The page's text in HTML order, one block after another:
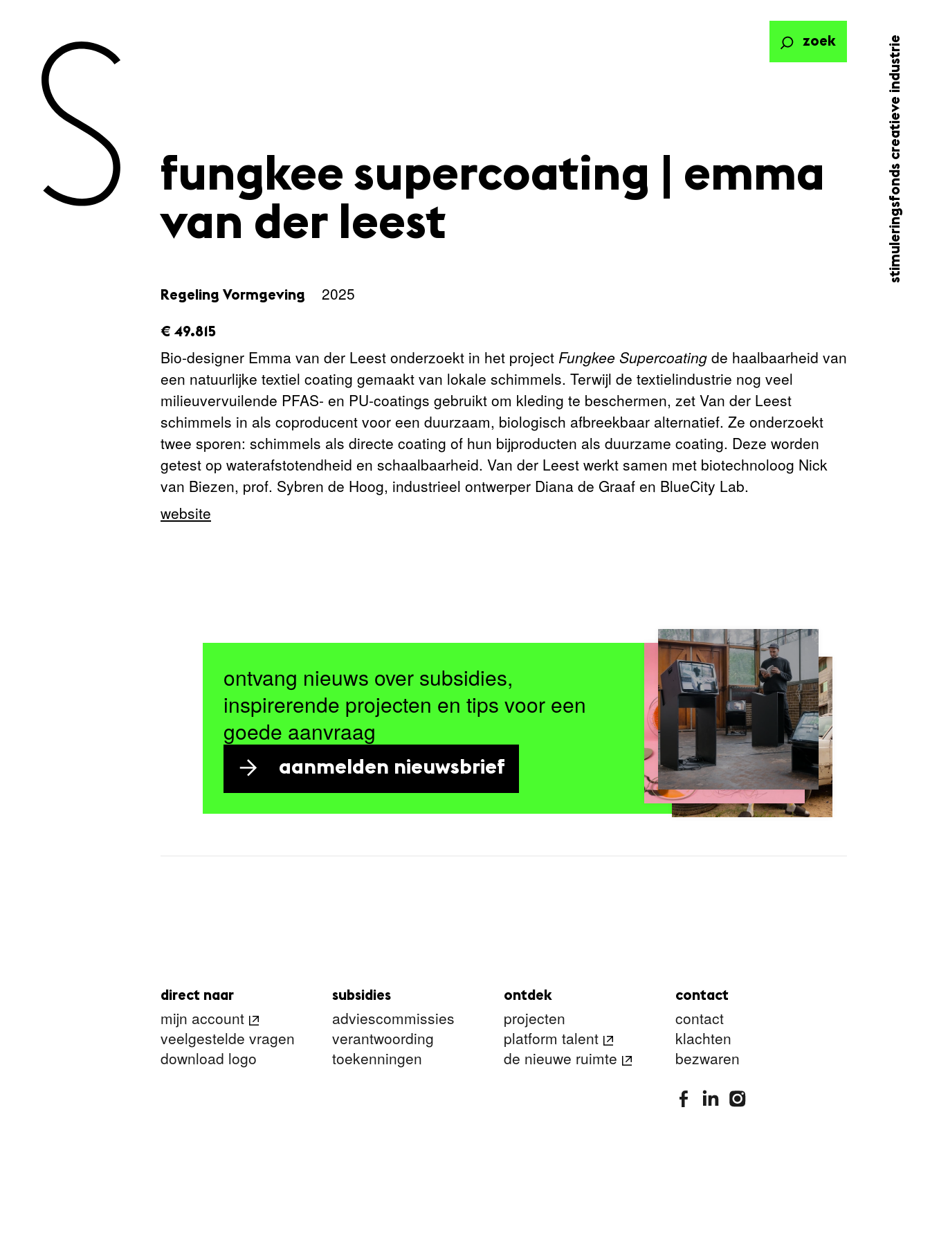
stimuleringsfonds creatieve industrie
zoek
fungkee supercoating | emma
van der leest
Regeling Vormgeving 2025
amount_issued:
€ 49.815
Bio-designer Emma van der Leest onderzoekt in het project Fungkee Supercoating de haalbaarheid van
een natuurlijke textiel coating gemaakt van lokale schimmels. Terwijl de textielindustrie nog veel
milieuvervuilende PFAS- en PU-coatings gebruikt om kleding te beschermen, zet Van der Leest
schimmels in als coproducent voor een duurzaam, biologisch afbreekbaar alternatief. Ze onderzoekt
twee sporen: schimmels als directe coating of hun bijproducten als duurzame coating. Deze worden
getest op waterafstotendheid en schaalbaarheid. Van der Leest werkt samen met biotechnoloog Nick
van Biezen, prof. Sybren de Hoog, industrieel ontwerper Diana de Graaf en BlueCity Lab.
website
ontvang nieuws over subsidies,
inspirerende projecten en tips voor een
goede aanvraag
aanmelden nieuwsbrief
direct naar
mijn account
veelgestelde vragen
download logo
subsidies
adviescommissies
verantwoording
toekenningen
ontdek
projecten
platform talent
de nieuwe ruimte
contact
contact
klachten
bezwaren
stimuleringsfonds facebook
stimuleringsfonds linkedin
stimuleringsfonds instagram